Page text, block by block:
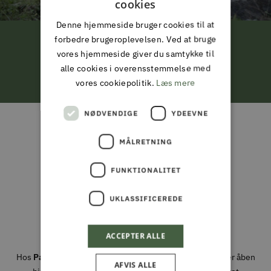
FRI LEVERING
ved køb for 799,-*
slideslideslide
Gå
til
slide
ALT I JAGT & OUTDOOR,
FISKERI, HAVE & PARK
Din partner i naturen, haven og
hverdagen
Hos Park & Fritid
brænder vi for alt det, der foregår under åben
cookies
Denne hjemmeside bruger cookies til at
forbedre brugeroplevelsen. Ved at bruge
vores hjemmeside giver du samtykke til
alle cookies i overensstemmelse med
vores cookiepolitik. Læs mere
NØDVENDIGE YDEEVNE
MÅLRETNING
FUNKTIONALITET
UKLASSIFICEREDE
ACCEPTER ALLE
AFVIS ALLE